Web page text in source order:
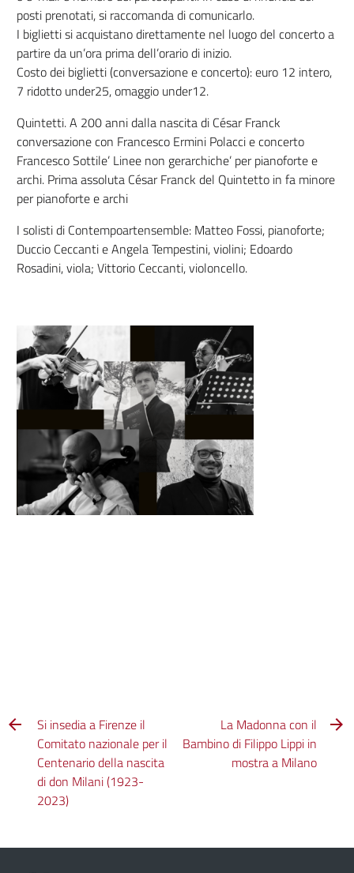
posti prenotati, si raccomanda di comunicarlo.
I biglietti si acquistano direttamente nel luogo del concerto a
partire da un’ora prima dell’orario di inizio.
Costo dei biglietti (conversazione e concerto): euro 12 intero,
7 ridotto under25, omaggio under12.
Quintetti. A 200 anni dalla nascita di César Franck
conversazione con Francesco Ermini Polacci e concerto
Francesco Sottile’ Linee non gerarchiche’ per pianoforte e
archi. Prima assoluta César Franck del Quintetto in fa minore
per pianoforte e archi
I solisti di Contempoartensemble: Matteo Fossi, pianoforte;
Duccio Ceccanti e Angela Tempestini, violini; Edoardo
Rosadini, viola; Vittorio Ceccanti, violoncello.
Si insedia a Firenze il
Comitato nazionale per il
Centenario della nascita
di don Milani (1923-
2023)
La Madonna con il
Bambino di Filippo Lippi in
mostra a Milano